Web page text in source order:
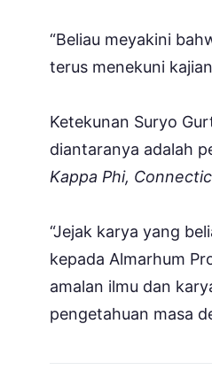
“Beliau meyakini
terus menekuni
Ketekunan Suryo
diantaranya adalah
Kappa Phi,
“Jejak karya yang
kepada Almarhum
amalan ilmu dan
pengetahuan masa